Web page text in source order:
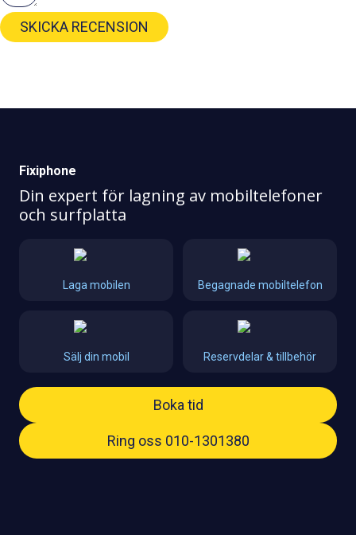
SKICKA RECENSION
Fixiphone
Din expert för lagning av mobiltelefoner
och surfplatta
Laga mobilen Begagnade mobiltelefon
Sälj din mobil Reservdelar & tillbehör
Boka tid
Ring oss 010-1301380